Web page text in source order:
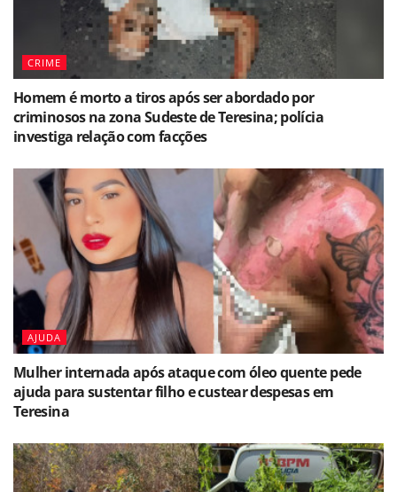
CRIME
Homem é morto a tiros após ser abordado por
criminosos na zona Sudeste de Teresina; polícia
investiga relação com facções
AJUDA
Mulher internada após ataque com óleo quente pede
ajuda para sustentar filho e custear despesas em
Teresina